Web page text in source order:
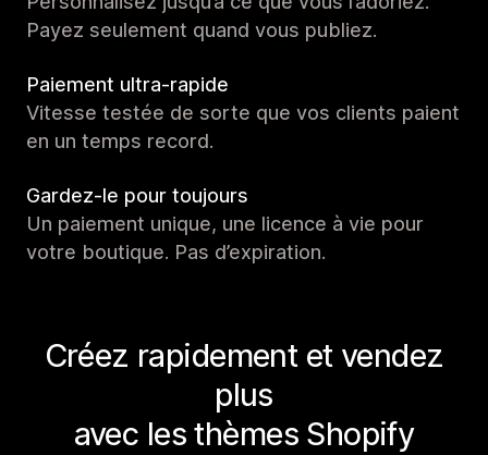
Payez seulement quand vous publiez.
Paiement ultra-rapide
Vitesse testée de sorte que vos clients paient
en un temps record.
Gardez-le pour toujours
Un paiement unique, une licence à vie pour
votre boutique. Pas d’expiration.
Créez rapidement et vendez
plus
avec les thèmes Shopify